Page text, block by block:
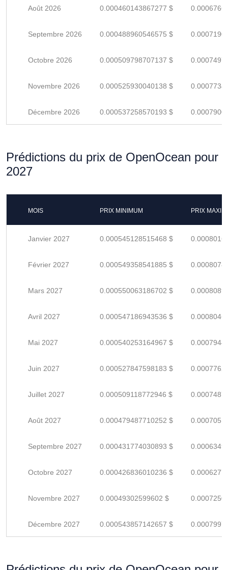
Août 2026 0.000460143867277 $
Septembre 2026 0.000488960546575 $
Octobre 2026 0.000509798707137 $
Novembre 2026 0.000525930040138 $
Décembre 2026 0.000537258570193 $
Prédictions du prix de OpenOcean pour
2027
MOIS PRIX MINIMUM PRIX
Janvier 2027 0.000545128515468 $
Février 2027 0.000549358541885 $
Mars 2027 0.000550063186702 $
Avril 2027 0.000547186943536 $
Mai 2027 0.000540253164967 $
Juin 2027 0.000527847598183 $
Juillet 2027 0.000509118772946 $
Août 2027 0.000479487710252 $
Septembre 2027 0.000431774030893 $
Octobre 2027 0.000426836010236 $
Novembre 2027 0.00049302599602 $
Décembre 2027 0.000543857142657 $